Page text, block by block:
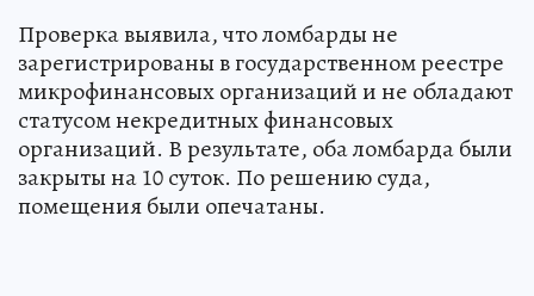
Проверка выявила, что ломбарды не
зарегистрированы в государственном реестре
микрофинансовых организаций и не обладают
статусом некредитных финансовых
организаций. В результате, оба ломбарда были
закрыты на 10 суток. По решению суда,
помещения были опечатаны.